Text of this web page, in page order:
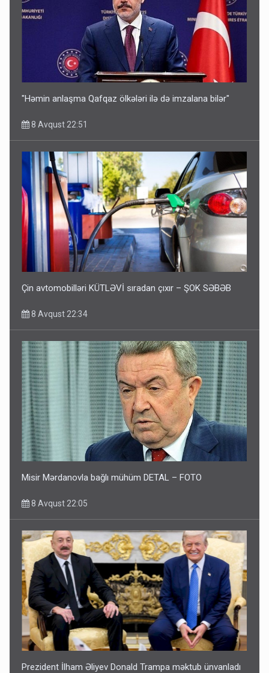
"Həmin anlaşma Qafqaz ölkələri ilə də imzalana bilər"
8 Avqust 22:51
Çin avtomobilləri KÜTLƏVİ sıradan çıxır – ŞOK SƏBƏB
8 Avqust 22:34
Misir Mərdanovla bağlı mühüm DETAL – FOTO
8 Avqust 22:05
Prezident İlham Əliyev Donald Trampa məktub ünvanladı